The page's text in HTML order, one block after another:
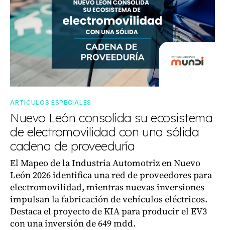
ARTÍCULOS ESPECIALES
Nuevo León consolida su ecosistema
de electromovilidad con una sólida
cadena de proveeduría
El Mapeo de la Industria Automotriz en Nuevo
León 2026 identifica una red de proveedores para
electromovilidad, mientras nuevas inversiones
impulsan la fabricación de vehículos eléctricos.
Destaca el proyecto de KIA para producir el EV3
con una inversión de 649 mdd.